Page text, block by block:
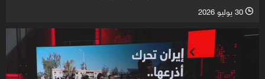
l 30 يوليو 2026